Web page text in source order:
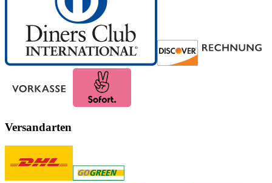
Versandarten